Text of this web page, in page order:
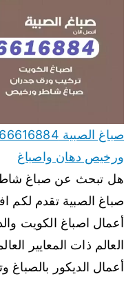
ورخيص دهان واصباغ
هل تبحث عن صباغ
صباغ الصبية تقدم لكم
أعمال اصباغ الكويت
العالم ذات المعايير
أعمال الديكور بالصباغ